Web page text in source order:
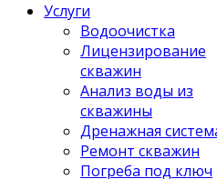
Услуги
Водоочистка
Лицензирование
скважин
Анализ воды из
скважины
Дренажная
Ремонт скважин
Погреба под ключ